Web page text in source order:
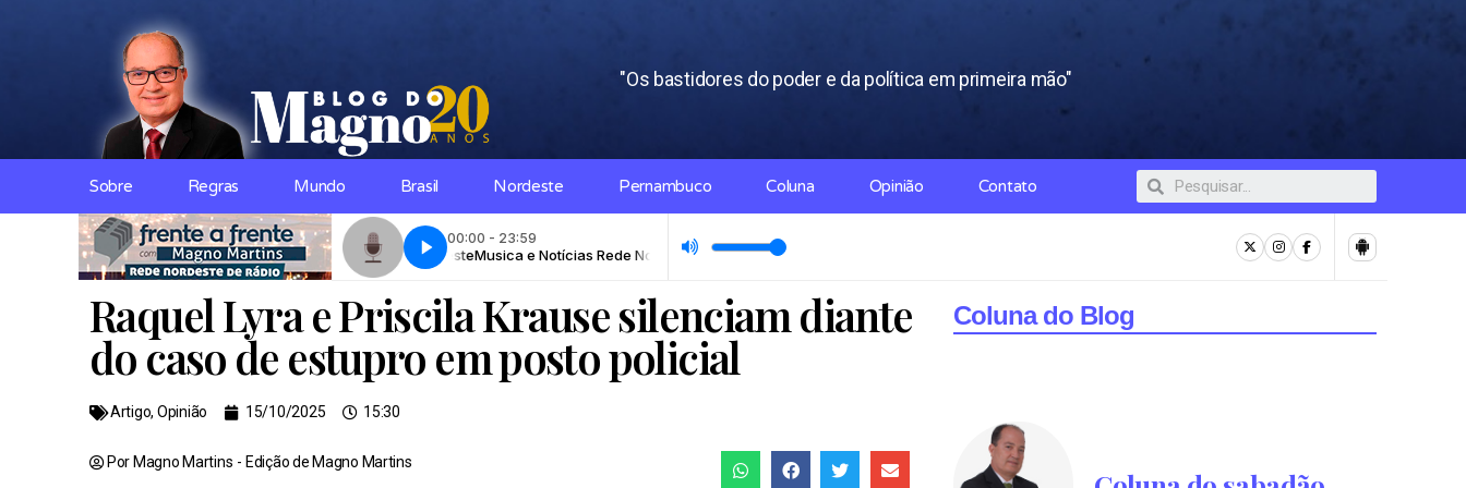
"Os bastidores do poder e da política em primeira mão"
Sobre Regras Mundo Brasil Nordeste Pernambuco Coluna Opinião Contato
Raquel Lyra e Priscila Krause silenciam diante
do caso de estupro em posto policial
Artigo, Opinião 15/10/2025 15:30
Por Magno Martins - Edição de Magno Martins
Coluna do Blog